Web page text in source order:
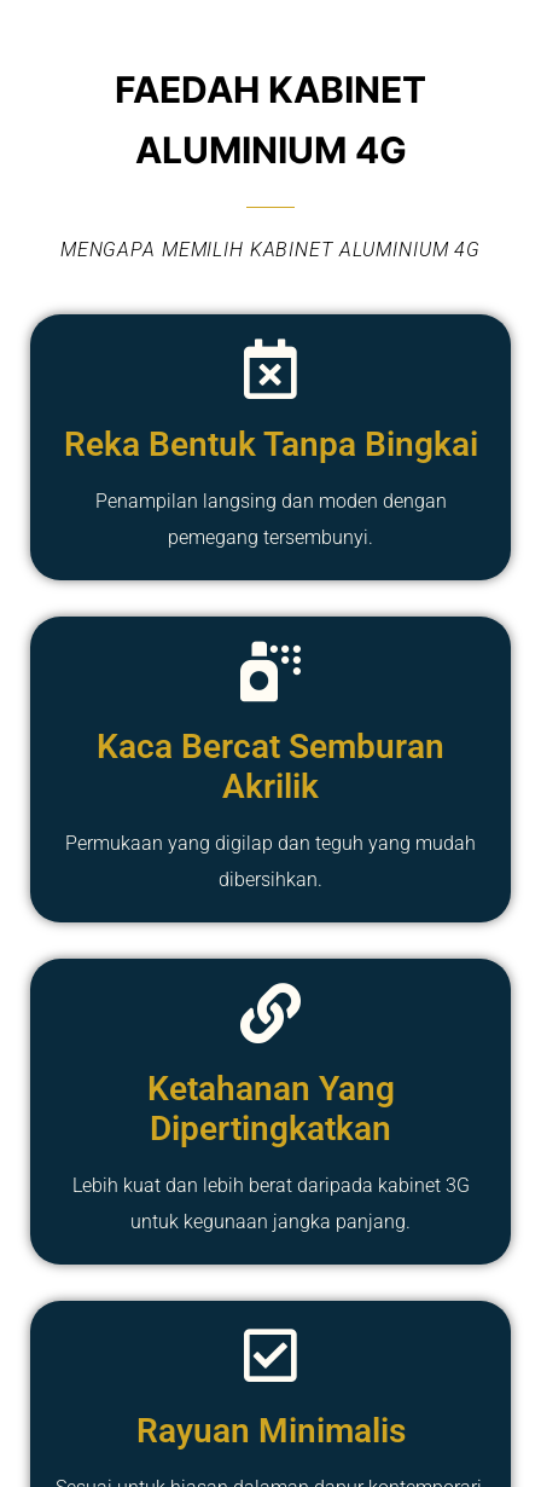
FAEDAH KABINET
ALUMINIUM 4G
MENGAPA MEMILIH KABINET ALUMINIUM 4G
Reka Bentuk Tanpa Bingkai
Penampilan langsing dan moden dengan
pemegang tersembunyi.
Kaca Bercat Semburan
Akrilik
Permukaan yang digilap dan teguh yang mudah
dibersihkan.
Ketahanan Yang
Dipertingkatkan
Lebih kuat dan lebih berat daripada kabinet 3G
untuk kegunaan jangka panjang.
Rayuan Minimalis